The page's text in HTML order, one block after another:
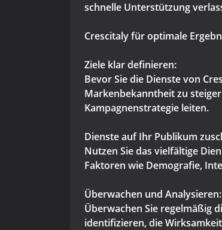
schnelle Unterstützung
Crescitaly für optimale
Ziele klar definieren:
Bevor Sie die Dienste von
Markenbekanntheit zu
Kampagnenstrategie leiten.
Dienste auf Ihr Publikum
Nutzen Sie das vielfältige
Faktoren wie Demografie,
Überwachen und Analysieren:
Überwachen Sie regelmäßig
identifizieren, die